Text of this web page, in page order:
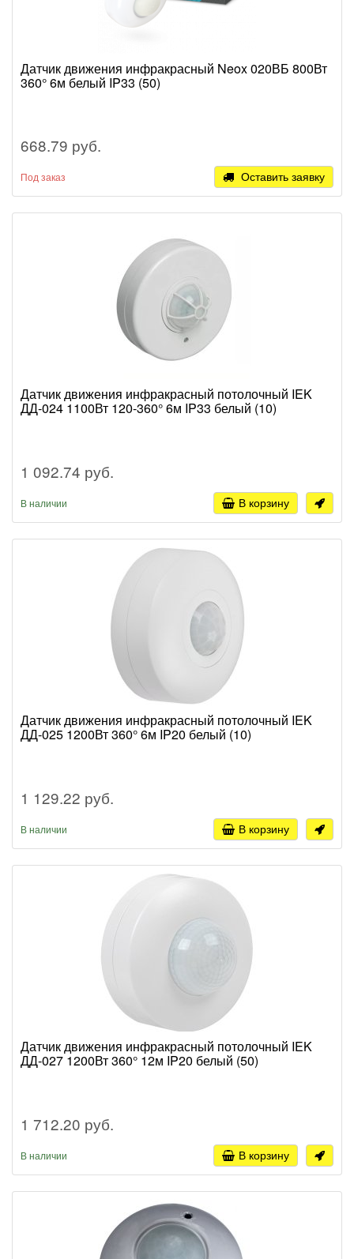
Датчик движения инфракрасный Neox 020ВБ 800Вт
360° 6м белый IP33 (50)
668.79 руб.
Под заказ Оставить заявку
Датчик движения инфракрасный потолочный IEK
ДД-024 1100Вт 120-360° 6м IP33 белый (10)
1 092.74 руб.
В наличии В корзину
Датчик движения инфракрасный потолочный IEK
ДД-025 1200Вт 360° 6м IP20 белый (10)
1 129.22 руб.
В наличии В корзину
Датчик движения инфракрасный потолочный IEK
ДД-027 1200Вт 360° 12м IP20 белый (50)
1 712.20 руб.
В наличии В корзину